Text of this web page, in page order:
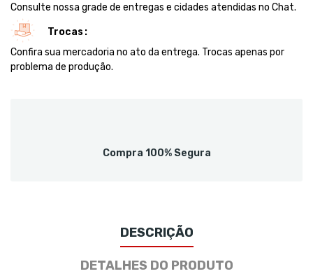
Consulte nossa grade de entregas e cidades atendidas no Chat.
Trocas
Confira sua mercadoria no ato da entrega. Trocas apenas por
problema de produção.
Compra 100% Segura
DESCRIÇÃO
DETALHES DO PRODUTO